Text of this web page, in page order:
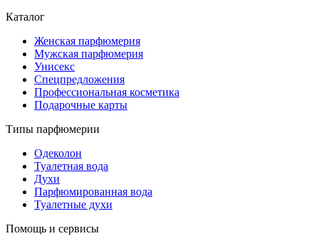
Каталог
Женская парфюмерия
Мужская парфюмерия
Унисекс
Спецпредложения
Профессиональная косметика
Подарочные карты
Типы парфюмерии
Одеколон
Туалетная вода
Духи
Парфюмированная вода
Туалетные духи
Помощь и сервисы